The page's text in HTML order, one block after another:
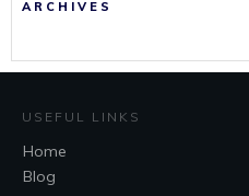
ARCHIVES
USEFUL LINKS
Home
Blog